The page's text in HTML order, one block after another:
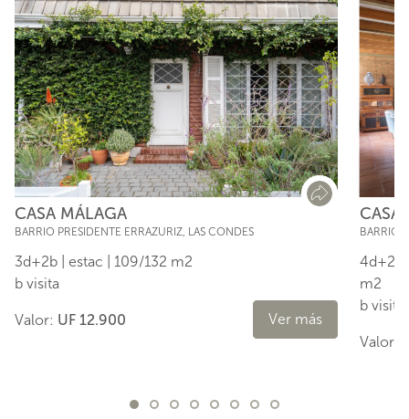
CASA MÁLAGA
BARRIO PRESIDENTE ERRAZURIZ, LAS CONDES
3d+2b | estac | 109/132 m2
b visita
Valor: UF 12.900 Ver más
CASA
BARRIO
4d+2b
m2
b visita
Valor: